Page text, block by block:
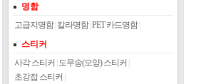
명함
고급지명함| 칼라명함| PET 카드명함|
스티커
사각 스티커 도무송(모양) 스티커
초강접 스티커